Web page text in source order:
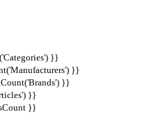
}}
}}
}}
}}
}}